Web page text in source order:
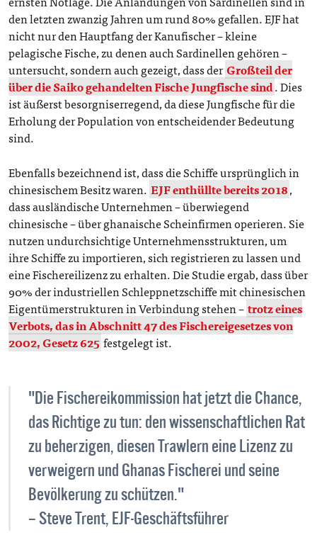
den letzten zwanzig Jahren um rund 80% gefallen. EJF hat
nicht nur den Hauptfang der Kanufischer – kleine
pelagische Fische, zu denen auch Sardinellen gehören –
untersucht, sondern auch gezeigt, dass derGroßteil der
über die Saiko gehandelten Fische Jungfische sind. Dies
ist äußerst besorgniserregend, da diese Jungfische für die
Erholung der Population von entscheidender Bedeutung
sind.
Ebenfalls bezeichnend ist, dass die Schiffe ursprünglich in
chinesischem Besitz waren. EJF enthüllte bereits 2018,
dass ausländische Unternehmen – überwiegend
chinesische – über ghanaische Scheinfirmen operieren. Sie
nutzen undurchsichtige Unternehmensstrukturen, um
ihre Schiffe zu importieren, sich registrieren zu lassen und
eine Fischereilizenz zu erhalten. Die Studie ergab, dass über
90% der industriellen Schleppnetzschiffe mit chinesischen
Eigentümerstrukturen in Verbindung stehen – trotz eines
Verbots, das in Abschnitt 47 des Fischereigesetzes von
2002, Gesetz 625 festgelegt ist.
"Die Fischereikommission hat jetzt die Chance,
das Richtige zu tun: den wissenschaftlichen Rat
zu beherzigen, diesen Trawlern eine Lizenz zu
verweigern und Ghanas Fischerei und seine
Bevölkerung zu schützen."
– Steve Trent, EJF-Geschäftsführer